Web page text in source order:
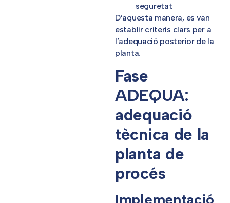
seguretat
D’aquesta manera, es van
establir criteris clars per a
l’adequació posterior de la
planta.
Fase
ADEQUA:
adequació
tècnica de la
planta de
procés